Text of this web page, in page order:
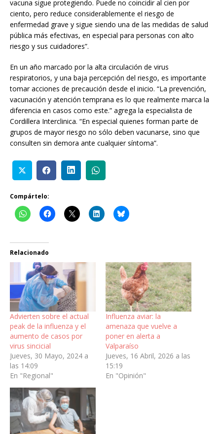
vacuna sigue protegiendo. Puede no coincidir al cien por
ciento, pero reduce considerablemente el riesgo de
enfermedad grave y sigue siendo una de las medidas de salud
pública más efectivas, en especial para personas con alto
riesgo y sus cuidadores”.
En un año marcado por la alta circulación de virus
respiratorios, y una baja percepción del riesgo, es importante
tomar acciones de precaución desde el inicio. “La prevención,
vacunación y atención temprana es lo que realmente marca la
diferencia en casos como este.” agrega la especialista de
Cordillera Interclinica. “En especial quienes forman parte de
grupos de mayor riesgo no sólo deben vacunarse, sino que
consulten sin demora ante cualquier síntoma”.
Compártelo:
Relacionado
Advierten sobre el actual
peak de la influenza y el
aumento de casos por
virus sincicial
Jueves, 30 Mayo, 2024 a
las 14:09
En "Regional"
Influenza aviar: la
amenaza que vuelve a
poner en alerta a
Valparaíso
Jueves, 16 Abril, 2026 a las
15:19
En "Opinión"